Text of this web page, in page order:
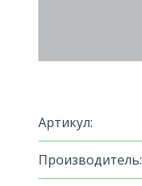
Артикул:
Производитель: